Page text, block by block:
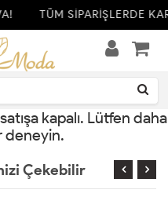
TÜM SİPARİŞLERDE
kapalı. Lütfen daha
deneyin.
Çekebilir